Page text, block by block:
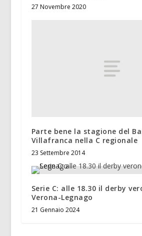
27 Novembre 2020
Parte bene la stagione del
Villafranca nella C regionale
23 Settembre 2014
Serie C: alle 18.30 il derby
Verona-Legnago
21 Gennaio 2024